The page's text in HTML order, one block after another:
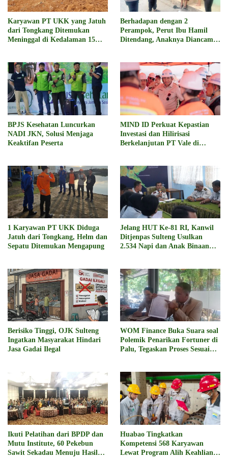
Karyawan PT UKK yang Jatuh
dari Tongkang Ditemukan
Meninggal di Kedalaman 15
Berhadapan dengan 2
Perampok, Perut Ibu Hamil
Ditendang, Anaknya Diancam
BPJS Kesehatan Luncurkan
NADI JKN, Solusi Menjaga
Keaktifan Peserta
MIND ID Perkuat Kepastian
Investasi dan Hilirisasi
Berkelanjutan PT Vale di
1 Karyawan PT UKK Diduga
Jatuh dari Tongkang, Helm dan
Sepatu Ditemukan Mengapung
Jelang HUT Ke-81 RI, Kanwil
Ditjenpas Sulteng Usulkan
2.534 Napi dan Anak Binaan
Berisiko Tinggi, OJK Sulteng
Ingatkan Masyarakat Hindari
Jasa Gadai Ilegal
WOM Finance Buka Suara soal
Polemik Penarikan Fortuner di
Palu, Tegaskan Proses Sesuai
Ikuti Pelatihan dari BPDP dan
Mutu Institute, 60 Pekebun
Sawit Sekadau Menuju Hasil
Huabao Tingkatkan
Kompetensi 568 Karyawan
Lewat Program Alih Keahlian